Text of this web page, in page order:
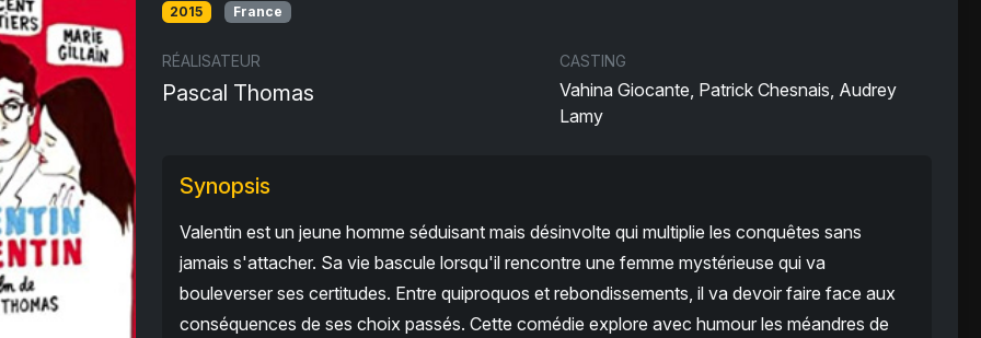
2015 France
RÉALISATEUR
Pascal Thomas
CASTING
Vahina Giocante, Patrick Chesnais, Audrey
Lamy
Synopsis
Valentin est un jeune homme séduisant mais désinvolte qui multiplie les conquêtes sans
jamais s'attacher. Sa vie bascule lorsqu'il rencontre une femme mystérieuse qui va
bouleverser ses certitudes. Entre quiproquos et rebondissements, il va devoir faire face aux
conséquences de ses choix passés. Cette comédie explore avec humour les méandres de